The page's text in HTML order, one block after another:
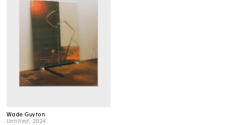
Wade Guyton
Untitled , 2024